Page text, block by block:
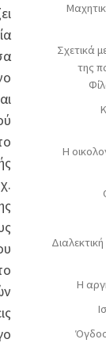
Σχετικά
της
Η
Η
Όγδοο